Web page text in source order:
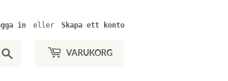
in eller Skapa ett konto
VARUKORG